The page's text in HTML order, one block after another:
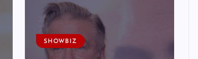
SHOWBIZ